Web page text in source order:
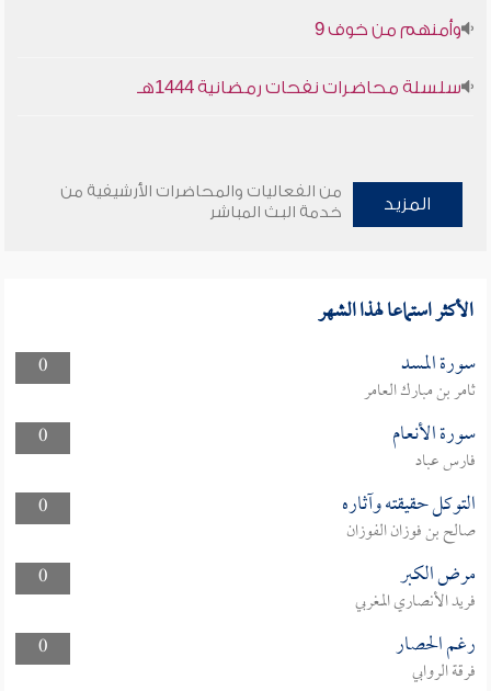
وأمنهم من خوف 9
سلسلة محاضرات نفحات رمضانية 1444هـ
المزيد
من الفعاليات والمحاضرات الأرشيفية من
خدمة البث المباشر
الأكثر استماعا لهذا الشهر
0 سورة المسد
ثامر بن مبارك العامر
0
سورة الأنعام
فارس عباد
0
التوكل حقيقته وآثاره
صالح بن فوزان الفوزان
0
مرض الكبر
فريد الأنصاري المغربي
0
رغم الحصار
فرقة الروابي